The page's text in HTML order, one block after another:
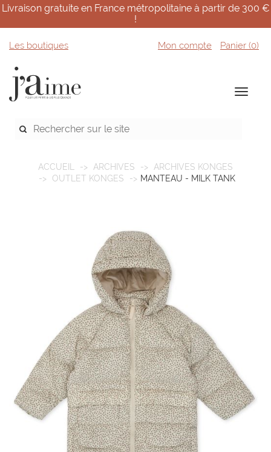
Livraison gratuite en France métropolitaine à partir de 300 €
!
Les boutiques Mon compte Panier (0)
ACCUEIL ARCHIVES
ARCHIVES KONGES
OUTLET KONGES
MANTEAU - MILK TANK